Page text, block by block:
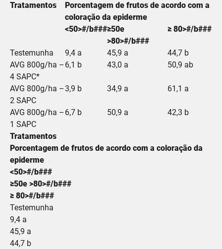
Tratamentos
Porcentagem de frutos de acordo com a
coloração da epiderme
<50>#/b###≥50e
>80>#/b###
≥ 80>#/b###
Testemunha 9,4 a 45,9 a
44,7 b
AVG 800g/ha –
4 SAPC*
6,1 b 43,0 a 50,9 ab
AVG 800g/ha –
2 SAPC
3,9 b 34,9 a 61,1 a
AVG 800g/ha –
1 SAPC
6,7 b 50,9 a 42,3 b
Tratamentos
Porcentagem de frutos de acordo com a coloração da
epiderme
<50>#/b###
≥50e >80>#/b###
≥ 80>#/b###
Testemunha
9,4 a
45,9 a
44,7 b